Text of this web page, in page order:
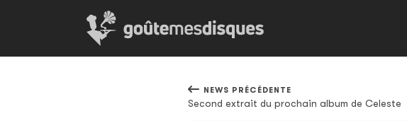
NEWS PRÉCÉDENTE
Second extrait du prochain album de Celeste